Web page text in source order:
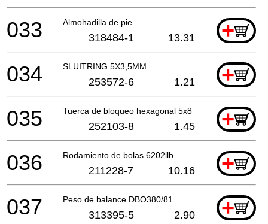
Almohadilla de pie +
033 318484-1 13.31
SLUITRING 5X3,5MM +
034 253572-6 1.21
Tuerca de bloqueo hexagonal 5x8 +
035 252103-8 1.45
Rodamiento de bolas 6202llb +
036 211228-7 10.16
Peso de balance DBO380/81 +
037 313395-5 2.90